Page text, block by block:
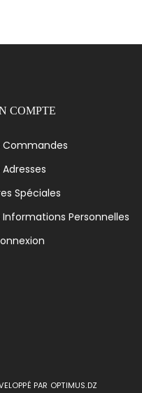
COMPTE
Commandes
Adresses
Spéciales
Informations Personnelles
PAR OPTIMUS.DZ